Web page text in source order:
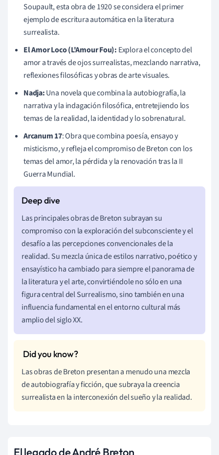
Soupault, esta obra de 1920 se considera el primer
ejemplo de escritura automática en la literatura
surrealista.
El Amor Loco (L'Amour Fou): Explora el concepto del
amor a través de ojos surrealistas, mezclando narrativa,
reflexiones filosóficas y obras de arte visuales.
Nadja:Una novela que combina la autobiografía, la
narrativa y la indagación filosófica, entretejiendo los
temas de la realidad, la identidad y lo sobrenatural.
Arcanum 17: Obra que combina poesía, ensayo y
misticismo, y refleja el compromiso de Breton con los
temas del amor, la pérdida y la renovación tras la II
Guerra Mundial.
Las principales obras de Breton subrayan su
compromiso con la exploración del subconsciente y el
desafío a las percepciones convencionales de la
realidad. Su mezcla única de estilos narrativo, poético y
ensayístico ha cambiado para siempre el panorama de
la literatura y el arte, convirtiéndole no sólo en una
figura central del Surrealismo, sino también en una
influencia fundamental en el entorno cultural más
amplio del siglo XX.
Las obras de Breton presentan a menudo una mezcla
de autobiografía y ficción, que subraya la creencia
surrealista en la interconexión del sueño y la realidad.
El legado de André Breton